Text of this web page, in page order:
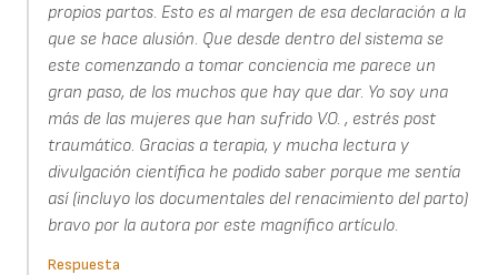
propios partos. Esto es al margen de esa declaración a la
que se hace alusión. Que desde dentro del sistema se
este comenzando a tomar conciencia me parece un
gran paso, de los muchos que hay que dar. Yo soy una
más de las mujeres que han sufrido V.O. , estrés post
traumático. Gracias a terapia, y mucha lectura y
divulgación científica he podido saber porque me sentía
así (incluyo los documentales del renacimiento del parto)
bravo por la autora por este magnífico artículo.
Respuesta